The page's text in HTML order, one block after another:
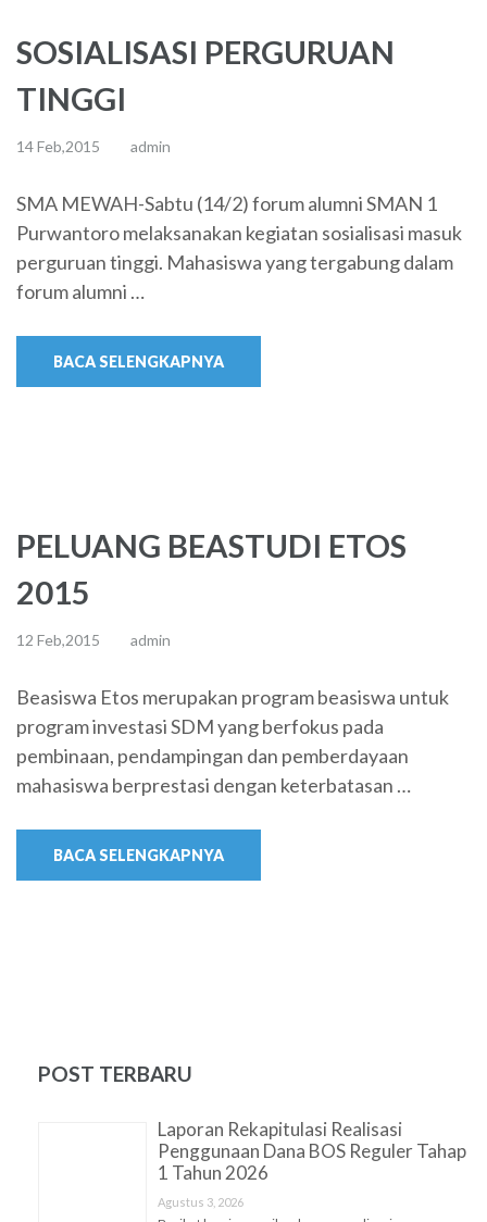
SOSIALISASI PERGURUAN
TINGGI
14 Feb,2015 admin
SMA MEWAH-Sabtu (14/2) forum alumni SMAN 1
Purwantoro melaksanakan kegiatan sosialisasi masuk
perguruan tinggi. Mahasiswa yang tergabung dalam
forum alumni …
BACA SELENGKAPNYA
PELUANG BEASTUDI ETOS
2015
12 Feb,2015 admin
Beasiswa Etos merupakan program beasiswa untuk
program investasi SDM yang berfokus pada
pembinaan, pendampingan dan pemberdayaan
mahasiswa berprestasi dengan keterbatasan …
BACA SELENGKAPNYA
POST TERBARU
Laporan Rekapitulasi Realisasi
Penggunaan Dana BOS Reguler Tahap
1 Tahun 2026
Agustus 3, 2026